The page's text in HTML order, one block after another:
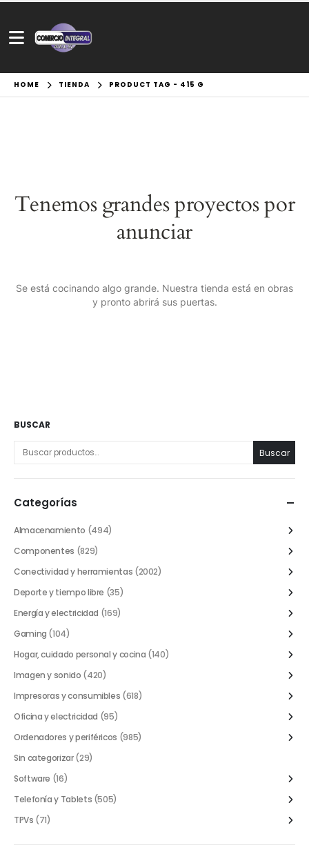
HOME TIENDA PRODUCT TAG - 415 G
Tenemos grandes proyectos por
anunciar
Se está cocinando algo grande. Nuestra tienda está en obras
y pronto abrirá sus puertas.
BUSCAR
Buscar
Categorías
Almacenamiento (494)
Componentes (829)
Conectividad y herramientas (2002)
Deporte y tiempo libre (35)
Energía y electricidad (169)
Gaming (104)
Hogar, cuidado personal y cocina (140)
Imagen y sonido (420)
Impresoras y consumibles (618)
Oficina y electricidad (95)
Ordenadores y periféricos (985)
Sin categorizar(29)
Software (16)
Telefonía y Tablets (505)
TPVs (71)